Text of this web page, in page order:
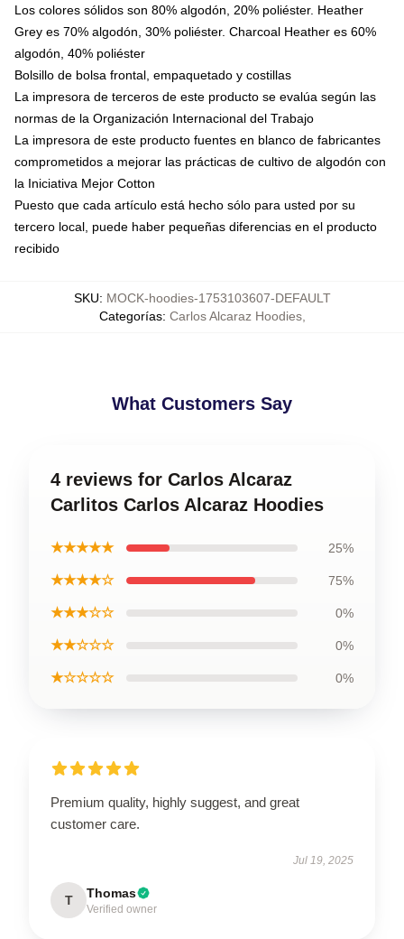
Los colores sólidos son 80% algodón, 20% poliéster. Heather
Grey es 70% algodón, 30% poliéster. Charcoal Heather es 60%
algodón, 40% poliéster
Bolsillo de bolsa frontal, empaquetado y costillas
La impresora de terceros de este producto se evalúa según las
normas de la Organización Internacional del Trabajo
La impresora de este producto fuentes en blanco de fabricantes
comprometidos a mejorar las prácticas de cultivo de algodón con
la Iniciativa Mejor Cotton
Puesto que cada artículo está hecho sólo para usted por su
tercero local, puede haber pequeñas diferencias en el producto
recibido
SKU: MOCK-hoodies-1753103607-DEFAULT
Categorías: Carlos Alcaraz Hoodies,
What Customers Say
4 reviews for Carlos Alcaraz
Carlitos Carlos Alcaraz Hoodies
★★★★★ 25%
★★★★☆ 75%
★★★☆☆ 0%
★★☆☆☆ 0%
★☆☆☆☆ 0%
Premium quality, highly suggest, and great
customer care.
Jul 19, 2025
T Thomas
Verified owner